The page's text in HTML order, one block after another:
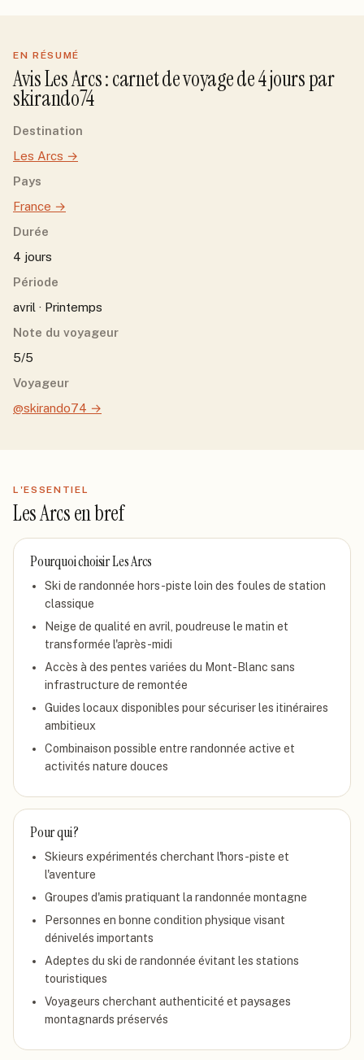
EN RÉSUMÉ
AvisLes Arcs: carnet de voyage de4jourspar
skirando74
Destination
Les Arcs →
Pays
France →
Durée
4 jours
Période
avril · Printemps
Note du voyageur
5/5
Voyageur
@skirando74 →
L'ESSENTIEL
Les Arcsen bref
Pourquoi choisirLes Arcs
Ski de randonnée hors-piste loin des foules de station
classique
Neige de qualité en avril, poudreuse le matin et
transformée l'après-midi
Accès à des pentes variées du Mont-Blanc sans
infrastructure de remontée
Guides locaux disponibles pour sécuriser les itinéraires
ambitieux
Combinaison possible entre randonnée active et
activités nature douces
Pour qui ?
Skieurs expérimentés cherchant l'hors-piste et
l'aventure
Groupes d'amis pratiquant la randonnée montagne
Personnes en bonne condition physique visant
dénivelés importants
Adeptes du ski de randonnée évitant les stations
touristiques
Voyageurs cherchant authenticité et paysages
montagnards préservés